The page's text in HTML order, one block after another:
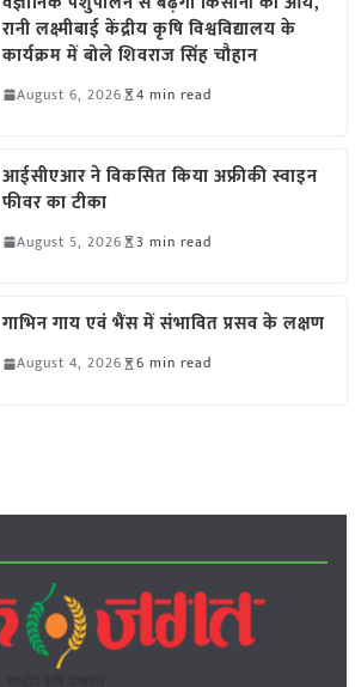
रानी लक्ष्मीबाई केंद्रीय कृषि विश्वविद्यालय के
कार्यक्रम में बोले शिवराज सिंह चौहान
August 6, 2026 4 min read
आईसीएआर ने विकसित किया अफ्रीकी स्वाइन
फीवर का टीका
August 5, 2026 3 min read
गाभिन गाय एवं भैंस में संभावित प्रसव के लक्षण
August 4, 2026 6 min read